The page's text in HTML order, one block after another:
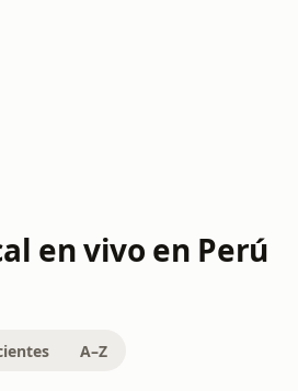
en vivo en Perú
A–Z